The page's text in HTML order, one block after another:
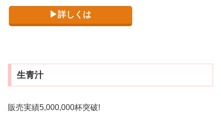
▶詳しくは
生青汁
販売実績5,000,000杯突破!